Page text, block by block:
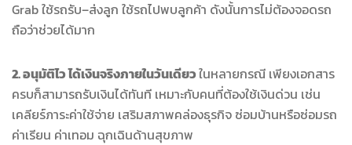
Grab ใช้รถรับ–ส่งลูก ใช้รถไปพบลูกค้า ดังนั้นการไม่ต้องจอดรถ
ถือว่าช่วยได้มาก
2. อนุมัติไว ได้เงินจริงภายในวันเดียวในหลายกรณี เพียงเอกสาร
ครบก็สามารถรับเงินได้ทันที เหมาะกับคนที่ต้องใช้เงินด่วน เช่น
เคลียร์ภาระค่าใช้จ่าย เสริมสภาพคล่องธุรกิจ ซ่อมบ้านหรือซ่อมรถ
ค่าเรียน ค่าเทอม ฉุกเฉินด้านสุขภาพ